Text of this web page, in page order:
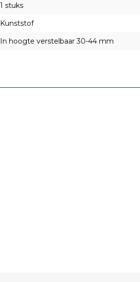
1 stuks
Kunststof
In hoogte verstelbaar 30-44 mm